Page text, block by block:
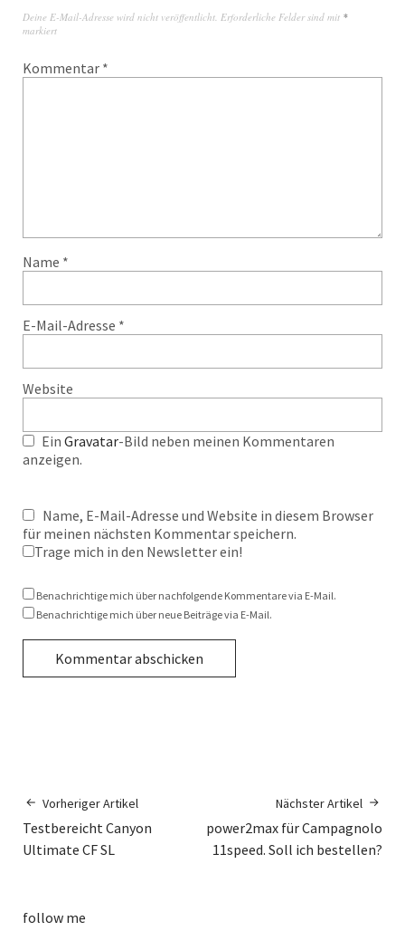
Deine E-Mail-Adresse wird nicht veröffentlicht. Erforderliche Felder sind mit *
markiert
Kommentar *
Name *
E-Mail-Adresse *
Website
Ein Gravatar-Bild neben meinen Kommentaren
anzeigen.
Name, E-Mail-Adresse und Website in diesem Browser
für meinen nächsten Kommentar speichern.
Trage mich in den Newsletter ein!
Benachrichtige mich über nachfolgende Kommentare via E-Mail.
Benachrichtige mich über neue Beiträge via E-Mail.
Vorheriger Artikel
Testbereicht Canyon
Ultimate CF SL
Nächster Artikel
power2max für Campagnolo
11speed. Soll ich bestellen?
follow me